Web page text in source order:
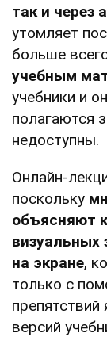
так и через
утомляет
больше
учебным
учебники и
полагаются
недоступны.
Онлайн-
поскольку
объясняют
визуальных
на экране,
только с
версий